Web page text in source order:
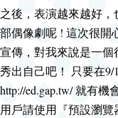
之後，表演越來越好
部偶像劇呢 ! 這次很開
宣傳，對我來說是一
秀出自己吧！ 只要在9/
http://ed.gap.tw/ 就有
用戶請使用『預設瀏